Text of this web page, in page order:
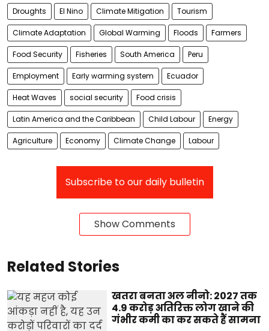
Droughts El Nino Climate Mitigation Tourism
Climate Adaptation Global Warming Floods Farmers
Food Security Fisheries South America Peru
Employment Early warming system Ecuador
Heat Waves social security Food crisis
Latin America and the Caribbean Child Labour Energy
Agriculture Economy Climate Change Labour
Subscribe to our daily bulletin
Show Comments
Related Stories
खतरा बनता अल नीनो: 2027 तक
4.9 करोड़ अतिरिक्त लोग खाने की
गंभीर कमी का कर सकते हैं सामना